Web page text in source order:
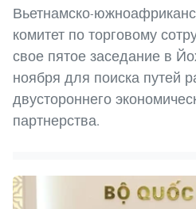
Вьетнамско-
комитет по торговому
свое пятое заседание в
ноября для поиска путей
двустороннего
партнерства.